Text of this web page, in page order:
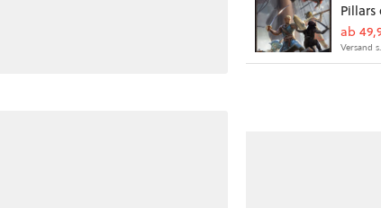
ab
Versand